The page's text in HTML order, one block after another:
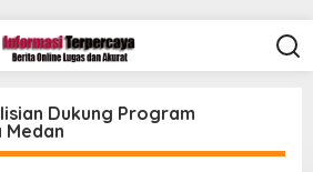
Dukung Program
Medan